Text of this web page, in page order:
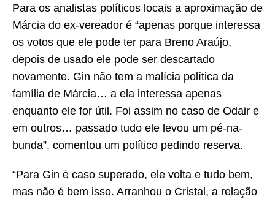
Para os analistas políticos locais a aproximação de
Márcia do ex-vereador é “apenas porque interessa
os votos que ele pode ter para Breno Araújo,
depois de usado ele pode ser descartado
novamente. Gin não tem a malícia política da
família de Márcia… a ela interessa apenas
enquanto ele for útil. Foi assim no caso de Odair e
em outros… passado tudo ele levou um pé-na-
bunda”, comentou um político pedindo reserva.
“Para Gin é caso superado, ele volta e tudo bem,
mas não é bem isso. Arranhou o Cristal, a relação